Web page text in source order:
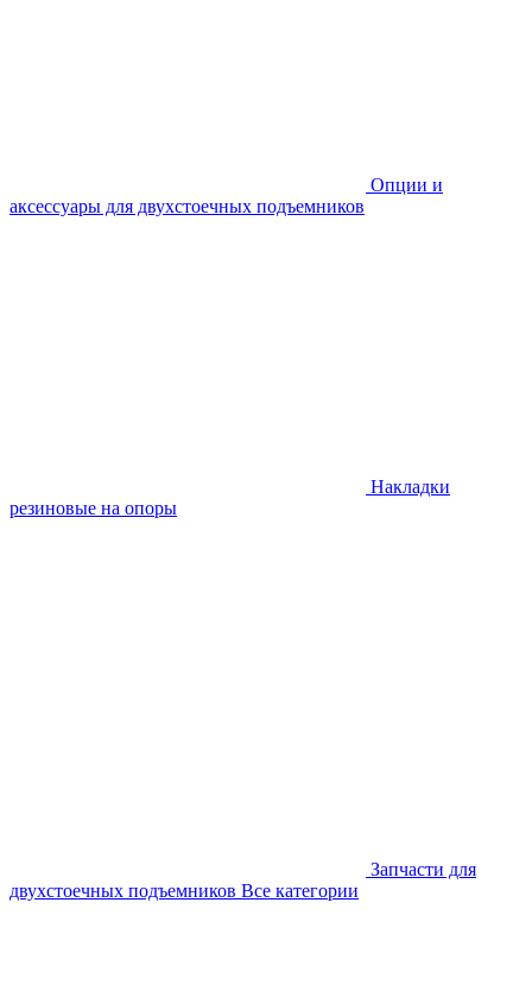
Опции и
аксессуары для двухстоечных подъемников
Накладки
резиновые на опоры
Запчасти для
двухстоечных подъемников Все категории